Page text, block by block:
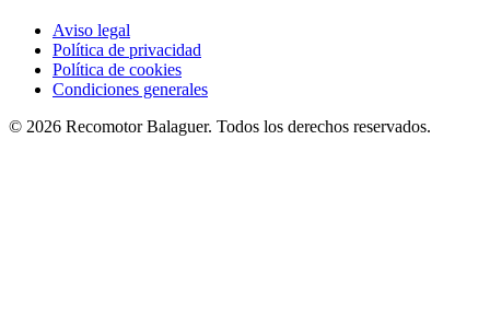
Aviso legal
Política de privacidad
Política de cookies
Condiciones generales
© 2026 RecomotorBalaguer. Todos los derechos reservados.